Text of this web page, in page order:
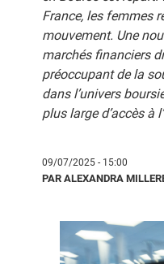
France, les femmes
mouvement. Une
marchés financiers
préoccupant de la
dans l’univers
plus large d’accès à
09/07/2025 - 15:00
PAR ALEXANDRA